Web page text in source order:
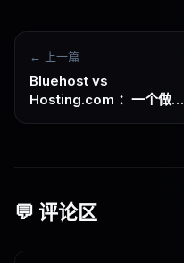
← 上一篇
Bluehost vs
Hosting.com ：一个做建
💬 评论区